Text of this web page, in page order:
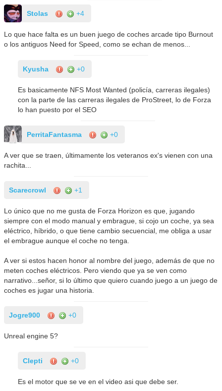
Stolas +4
Lo que hace falta es un buen juego de coches arcade tipo Burnout
o los antiguos Need for Speed, como se echan de menos...
Kyusha +0
Es basicamente NFS Most Wanted (policía, carreras ilegales)
con la parte de las carreras ilegales de ProStreet, lo de Forza
lo han puesto por el SEO
PerritaFantasma +0
A ver que se traen, últimamente los veteranos ex's vienen con una
rachita...
Scarecrowl +1
Lo único que no me gusta de Forza Horizon es que, jugando
siempre con el modo manual y embrague, si cojo un coche, ya sea
eléctrico, híbrido, o que tiene cambio secuencial, me obliga a usar
el embrague aunque el coche no tenga.
A ver si estos hacen honor al nombre del juego, además de que no
meten coches eléctricos. Pero viendo que ya se ven como
narrativo...señor, si lo último que quiero cuando juego a un juego de
coches es jugar una historia.
Jogre900 +0
Unreal engine 5?
Clepti +0
Es el motor que se ve en el video asi que debe ser.